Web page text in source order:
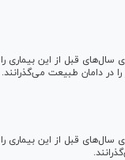
قبل از این بیماری
در دامان طبیعت می‌گذرانند.
قبل از این بیماری را